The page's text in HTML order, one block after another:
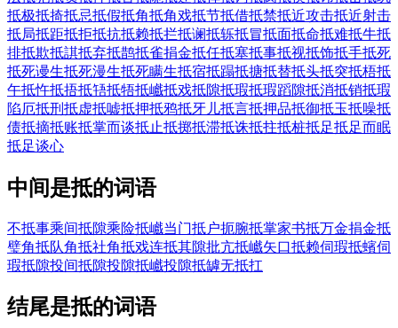
抵极抵掎抵忌抵假抵角抵角戏抵节抵借抵禁抵近攻击抵近射击
抵局抵距抵拒抵抗抵赖抵拦抵谰抵轹抵冒抵面抵命抵难抵牛抵
排抵欺抵諆抵弃抵鹊抵雀捐金抵任抵塞抵事抵视抵饰抵手抵死
抵死谩生抵死漫生抵死瞒生抵宿抵蹋抵搪抵替抵头抵突抵梧抵
午抵忤抵捂抵啎抵牾抵巇抵戏抵隙抵瑕抵瑕蹈隙抵消抵销抵瑕
陷厄抵刑 抵虚抵嘘抵押抵鸦抵牙儿抵言抵押品抵御抵玉抵噪抵
债抵摘抵账抵掌而谈抵止抵掷抵滞抵诛抵拄抵桩抵足抵足而眠
抵足谈心
中间是抵的词语
不抵事乘间抵隙乘险抵巇当门抵户扼腕抵掌家书抵万金捐金抵
璧角抵队角抵社角抵戏连抵其隙批亢抵巇矢口抵赖伺瑕抵蠙伺
瑕抵隙投间抵隙投隙抵巇投隙抵罅无抵扛
结尾是抵的词语